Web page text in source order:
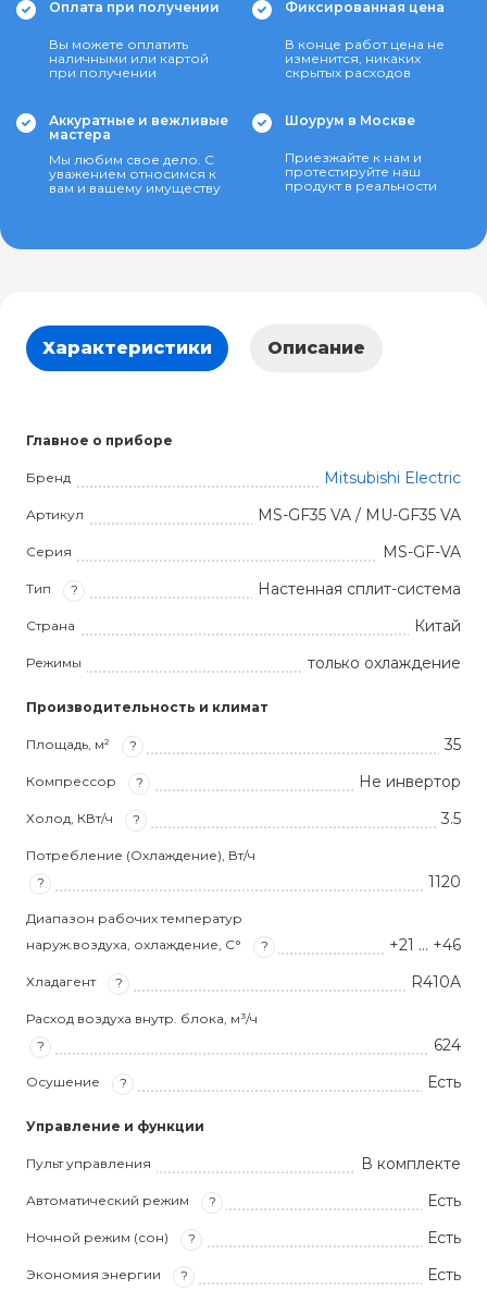
Оплата при получении
Вы можете оплатить
наличными или картой
при получении
Фиксированная цена
В конце работ цена не
изменится, никаких
скрытых расходов
Аккуратные и вежливые
мастера
Мы любим свое дело. С
уважением относимся к
вам и вашему имуществу
Шоурум в Москве
Приезжайте к нам и
протестируйте наш
продукт в реальности
Характеристики Описание
Главное о приборе
Бренд Mitsubishi Electric
Артикул MS-GF35 VA / MU-GF35 VA
Серия MS-GF-VA
Тип ? Настенная сплит-система
Страна Китай
Режимы только охлаждение
Производительность и климат
Площадь, м² ? 35
Компрессор ? Не инвертор
Холод, КВт/ч ? 3.5
Потребление (Охлаждение), Вт/ч
?
1120
Диапазон рабочих температур
наруж.воздуха, охлаждение, С°
? +21 … +46
Хладагент ? R410A
Расход воздуха внутр. блока, м³/ч
?
624
Осушение ? Есть
Управление и функции
Пульт управления В комплекте
Автоматический режим ? Есть
Ночной режим (сон) ? Есть
Экономия энергии ? Есть